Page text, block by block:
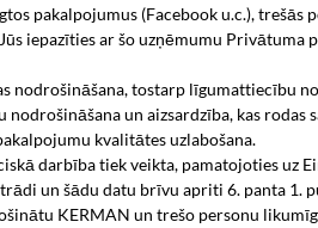
pakalpojumus (Facebook u.c.),
iepazīties ar šo uzņēmumu Privātuma
nodrošināšana, tostarp līgumattiecību
un aizsardzība, kas
kvalitātes uzlabošana.
darbība tiek veikta, pamatojoties uz
un šādu datu brīvu apriti 6. panta 1.
KERMAN un trešo personu